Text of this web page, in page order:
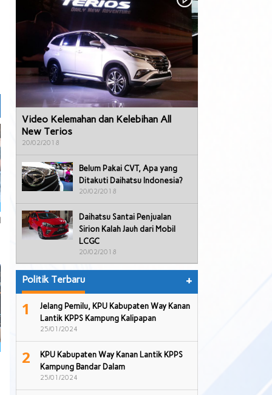
Video Kelemahan dan Kelebihan All
New Terios
20/02/2018
Belum Pakai CVT, Apa yang
Ditakuti Daihatsu Indonesia?
20/02/2018
Daihatsu Santai Penjualan
Sirion Kalah Jauh dari Mobil
LCGC
20/02/2018
Politik Terbaru +
1
Jelang Pemilu, KPU Kabupaten Way Kanan
Lantik KPPS Kampung Kalipapan
25/01/2024
2
KPU Kabupaten Way Kanan Lantik KPPS
Kampung Bandar Dalam
25/01/2024